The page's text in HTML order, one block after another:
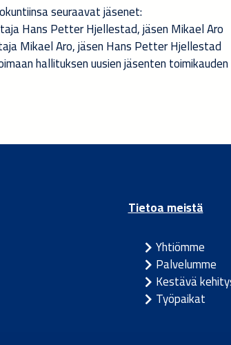
seuraavat jäsenet:
Hans Petter Hjellestad, jäsen Mikael Aro
Mikael Aro, jäsen Hans Petter Hjellestad
hallituksen uusien jäsenten
Tietoa meistä
Yhtiömme
Palvelumme
Kestävä
Työpaikat